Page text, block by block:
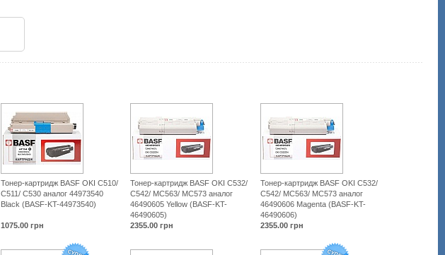
Тонер-картридж BASF OKI C510/
C511/ C530 аналог 44973540
Black (BASF-KT-44973540)
Тонер-картридж BASF OKI C532/
C542/ MC563/ MC573 аналог
46490605 Yellow (BASF-KT-
46490605)
Тонер-картридж BASF OKI C532/
C542/ MC563/ MC573 аналог
46490606 Magenta (BASF-KT-
46490606)
1075.00 грн 2355.00 грн 2355.00 грн